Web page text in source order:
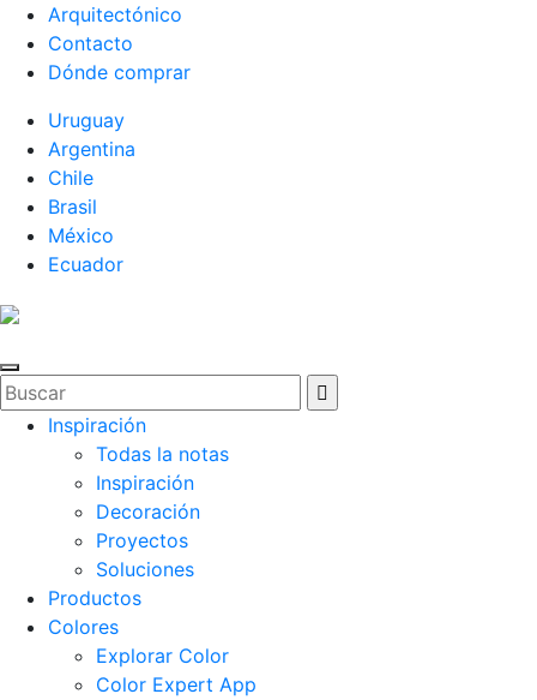
Arquitectónico
Contacto
Dónde comprar
Uruguay
Argentina
Chile
Brasil
México
Ecuador
Inspiración
Todas la notas
Inspiración
Decoración
Proyectos
Soluciones
Productos
Colores
Explorar Color
Color Expert App